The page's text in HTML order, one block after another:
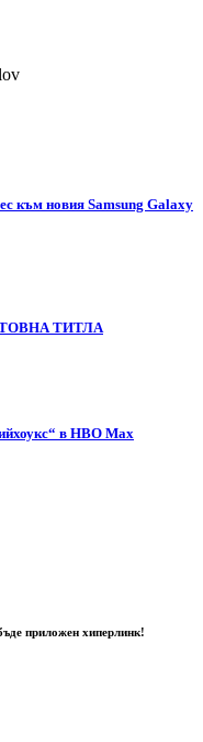
към новия Samsung Galaxy
ТИТЛА
в HBO Max
приложен хиперлинк!